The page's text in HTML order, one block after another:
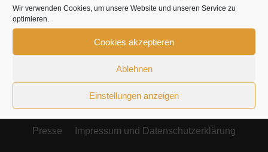
Wir verwenden Cookies, um unsere Website und unseren Service zu
optimieren.
Cookies akzeptieren
Ablehnen
Einstellungen anzeigen
Presse Impressum und Datenschutzerklärung